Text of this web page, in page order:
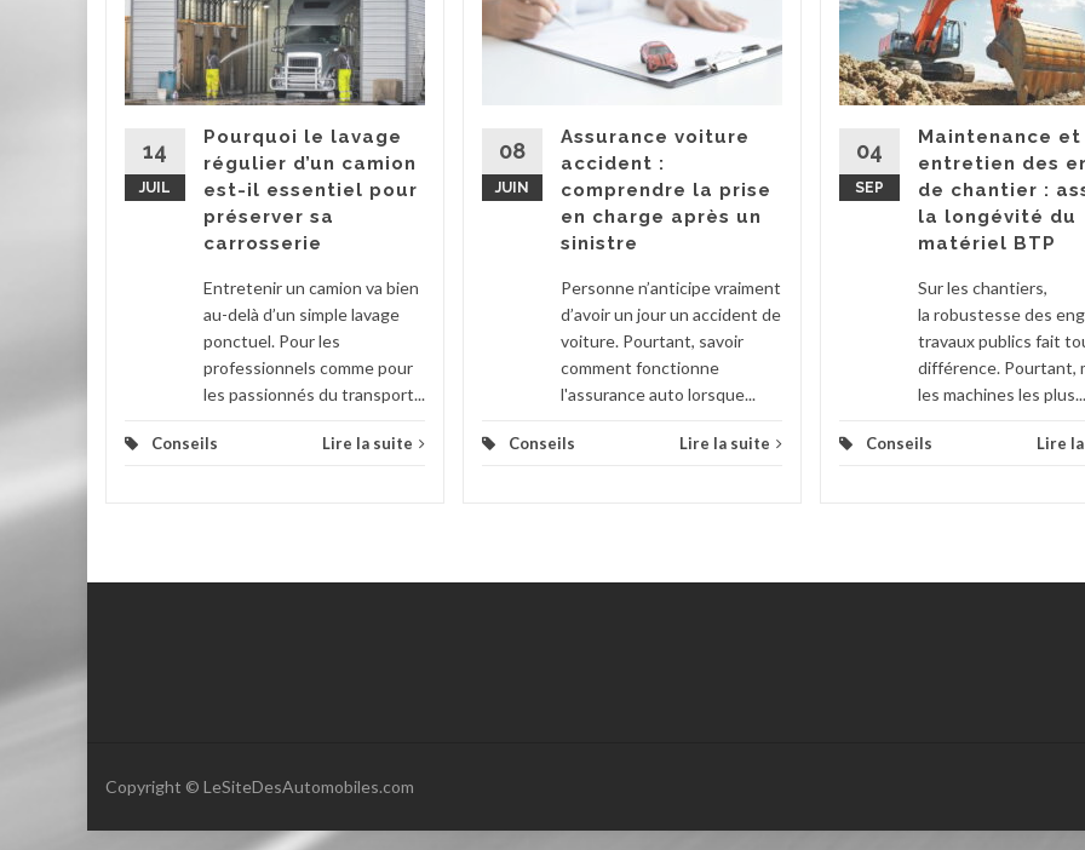
14
JUIL
Pourquoi le lavage
régulier d’un camion
est-il essentiel pour
préserver sa
carrosserie
Entretenir un camion va bien
au-delà d’un simple lavage
ponctuel. Pour les
professionnels comme pour
les passionnés du transport...
Conseils Lire la suite
08
JUIN
Assurance voiture
accident :
comprendre la prise
en charge après un
sinistre
Personne n’anticipe vraiment
d’avoir un jour un accident de
voiture. Pourtant, savoir
comment fonctionne
l'assurance auto lorsque...
Conseils Lire la suite
04
SEP
Maintenance et
entretien des
de chantier :
la longévité du
matériel BTP
Sur les chantiers,
la robustesse des
travaux publics fait
différence. Pourtant,
les machines les plus...
Conseils Lire
Copyright © LeSiteDesAutomobiles.com